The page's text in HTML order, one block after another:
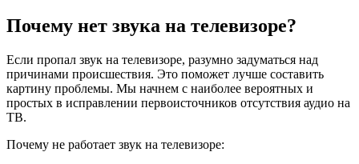
Почему нет звука на телевизоре?
Если пропал звук на телевизоре, разумно задуматься над
причинами происшествия. Это поможет лучше составить
картину проблемы. Мы начнем с наиболее вероятных и
простых в исправлении первоисточников отсутствия аудио на
ТВ.
Почему не работает звук на телевизоре: